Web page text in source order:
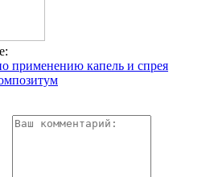
применению капель и спрея